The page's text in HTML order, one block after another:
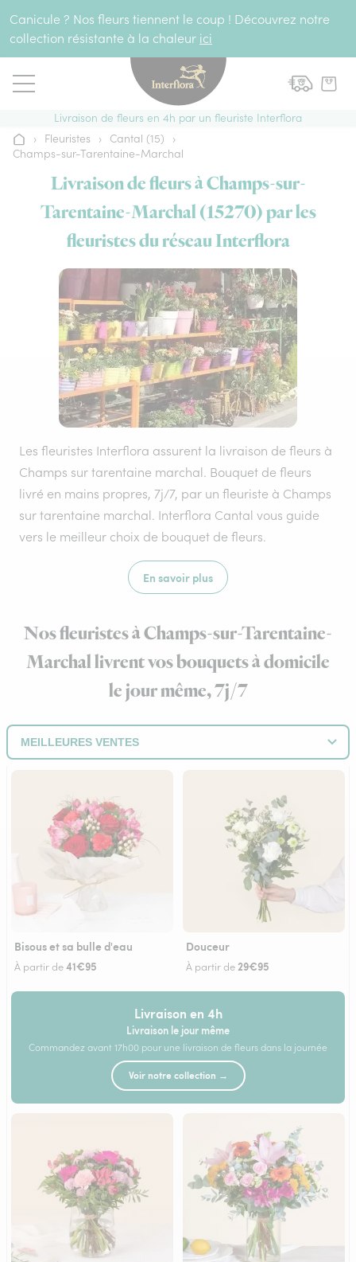
Canicule ? Nos fleurs tiennent le coup ! Découvrez notre
collection résistante à la chaleur ici
Livraison de fleurs en 4h par un fleuriste Interflora
Accueil
› Fleuristes › Cantal (15)
›
Champs-sur-Tarentaine-Marchal
Livraison de fleurs à Champs-sur-
Tarentaine-Marchal (15270) par les
fleuristes du réseau Interflora
Les fleuristes Interflora assurent la livraison de fleurs à
Champs sur tarentaine marchal. Bouquet de fleurs
livré en mains propres, 7j/7, par un fleuriste à Champs
sur tarentaine marchal. Interflora Cantal vous guide
vers le meilleur choix de bouquet de fleurs.
En savoir plus
Nos fleuristes à Champs-sur-Tarentaine-
Marchal livrent vos bouquets à domicile
le jour même, 7j/7
Bisous et sa bulle d'eau
À partir de41€95
Douceur
À partir de 29€95
Livraison en 4h
Livraison le jour même
Commandez avant 17h00 pour une livraison de fleurs dans la journée
Voir notre collection →